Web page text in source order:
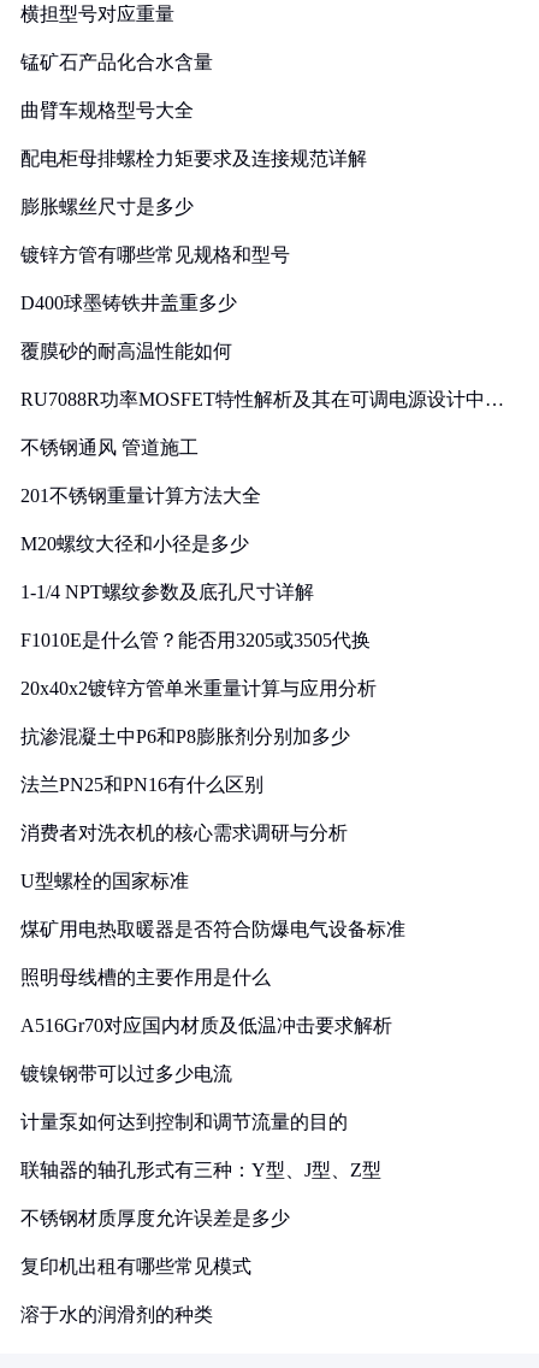
横担型号对应重量
锰矿石产品化合水含量
曲臂车规格型号大全
配电柜母排螺栓力矩要求及连接规范详解
膨胀螺丝尺寸是多少
镀锌方管有哪些常见规格和型号
D400球墨铸铁井盖重多少
覆膜砂的耐高温性能如何
RU7088R功率MOSFET特性解析及其在可调电源设计中的
不锈钢通风 管道施工
201不锈钢重量计算方法大全
M20螺纹大径和小径是多少
1-1/4 NPT螺纹参数及底孔尺寸详解
F1010E是什么管？能否用3205或3505代换
20x40x2镀锌方管单米重量计算与应用分析
抗渗混凝土中P6和P8膨胀剂分别加多少
法兰PN25和PN16有什么区别
消费者对洗衣机的核心需求调研与分析
U型螺栓的国家标准
煤矿用电热取暖器是否符合防爆电气设备标准
照明母线槽的主要作用是什么
A516Gr70对应国内材质及低温冲击要求解析
镀镍钢带可以过多少电流
计量泵如何达到控制和调节流量的目的
联轴器的轴孔形式有三种：Y型、J型、Z型
不锈钢材质厚度允许误差是多少
复印机出租有哪些常见模式
溶于水的润滑剂的种类